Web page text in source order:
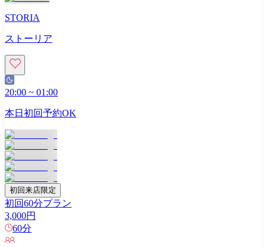
STORIA
ストーリア
20:00 ~ 01:00
本日初回予約OK
初回来店限定
初回60分プラン
3,000円
60分